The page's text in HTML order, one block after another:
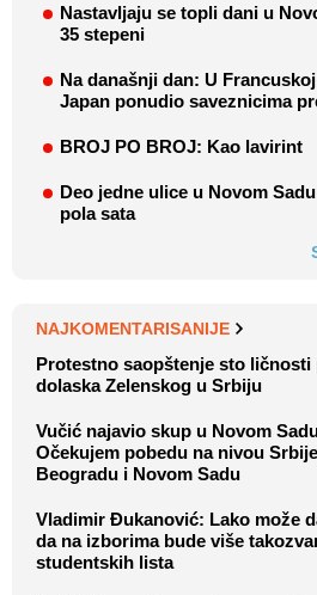
Nastavljaju se topli dani u
35 stepeni
Na današnji dan: U
Japan ponudio saveznicima
BROJ PO BROJ: Kao lavirint
Deo jedne ulice u Novom
pola sata
NAJKOMENTARISANIJE
Protestno saopštenje sto ličnosti
dolaska Zelenskog u Srbiju
Vučić najavio skup u Novom
Očekujem pobedu na nivou
Beogradu i Novom Sadu
Vladimir Đukanović: Lako može
da na izborima bude više
studentskih lista